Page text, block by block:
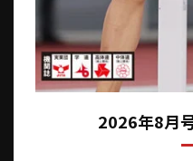
2026年8月